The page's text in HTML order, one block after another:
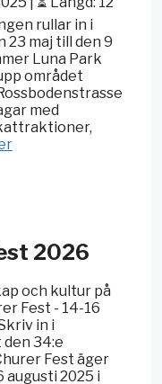
rullar in i
23 maj till den 9
Luna Park
området
med
2026
och kultur på
Fest - 14-16
in i
34:e
Fest äger
augusti 2025 i